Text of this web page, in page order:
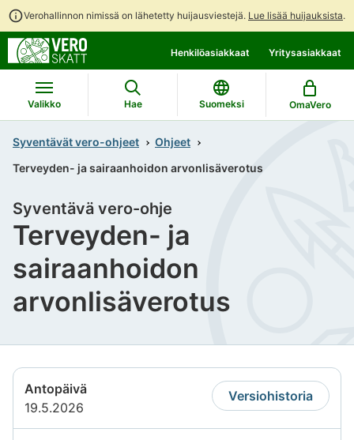
Verohallinnon nimissä on lähetetty huijausviestejä. Lue lisää huijauksista.
suoraan
sisältöön
koko
sivuston
hakuun
Henkilöasiakkaat Yritysasiakkaat
Valikko Hae Suomeksi OmaVero
Syventävät vero-ohjeet
Ohjeet
Terveyden- ja sairaanhoidon arvonlisäverotus
Terveyden- ja
sairaanhoidon
arvonlisäverotus
Syventävä vero-ohje
Antopäivä
19.5.2026
Versiohistoria